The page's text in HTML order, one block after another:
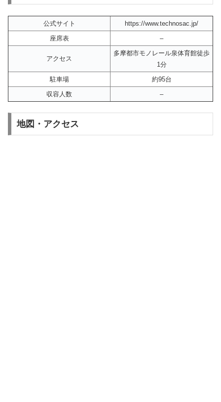
公式サイト
https://www.technosac.jp/
座席表
–
アクセス
多摩都市モノレール泉体育館徒歩
1分
駐車場
約95台
収容人数
–
地図・アクセス